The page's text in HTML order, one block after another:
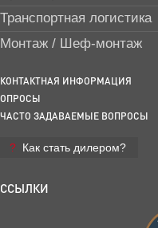
Транспортная логистика
Монтаж / Шеф-монтаж
КОНТАКТНАЯ ИНФОРМАЦИЯ
ОПРОСЫ
ЧАСТО ЗАДАВАЕМЫЕ ВОПРОСЫ
Как стать дилером?
ССЫЛКИ